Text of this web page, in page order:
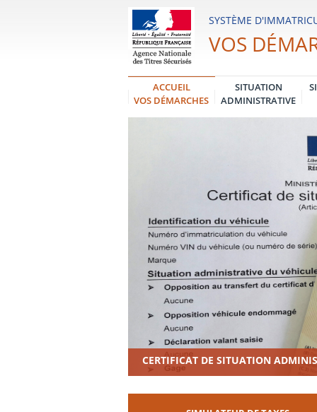
Système
d'Immatriculation
des
Véhicules
SYSTÈME
VOS
ACCUEIL
VOS DÉMARCHES
SITUATION
ADMINISTRATIVE
CERTIFICAT DE SITUATION